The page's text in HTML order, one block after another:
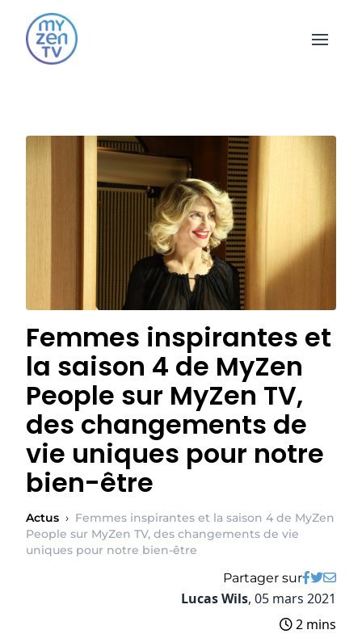
Open
Femmes inspirantes et
la saison 4 de MyZen
People sur MyZen TV,
des changements de
vie uniques pour notre
bien-être
Actus › Femmes inspirantes et la saison 4 de MyZen
People sur MyZen TV, des changements de vie
uniques pour notre bien-être
Partager sur
Lucas Wils, 05 mars 2021
2 mins